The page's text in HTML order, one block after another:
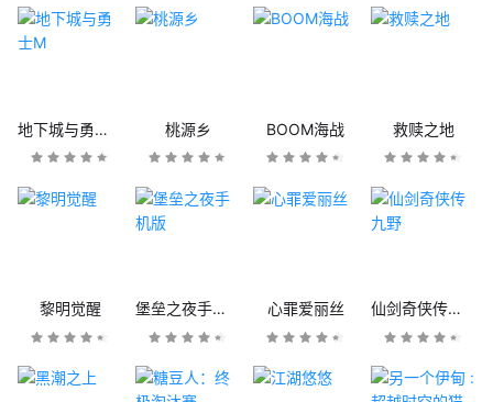
地下城与勇士M 桃源乡 BOOM海战 救赎之地
黎明觉醒 堡垒之夜手机版 心罪爱丽丝 仙剑奇侠传九野